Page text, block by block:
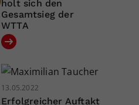
holt sich den
Gesamtsieg der
WTTA
13.05.2022
Erfolgreicher Auftakt